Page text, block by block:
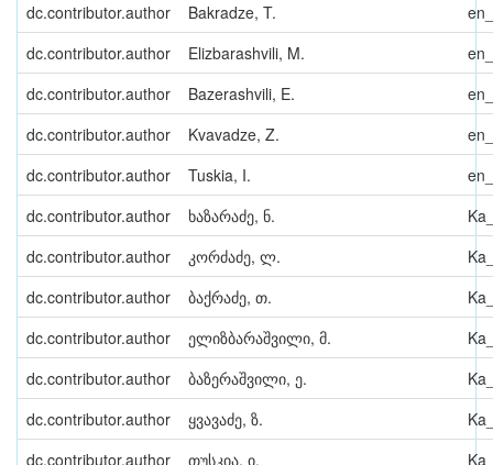
dc.contributor.author
Bakradze, T.
dc.contributor.author
Elizbarashvili, M.
dc.contributor.author
Bazerashvili, E.
dc.contributor.author
Kvavadze, Z.
dc.contributor.author
Tuskia, I.
dc.contributor.author
ხაზარაძე, ნ.
dc.contributor.author
კორძაძე, ლ.
dc.contributor.author
ბაქრაძე, თ.
dc.contributor.author
ელიზბარაშვილი, მ.
dc.contributor.author
ბაზერაშვილი, ე.
dc.contributor.author
ყვავაძე, ზ.
dc.contributor.author
თუსკია, ი.